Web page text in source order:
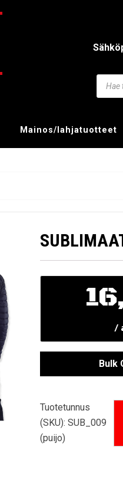
Mainos/lahjatuotteet
/
Tuotetunnus
(SKU): SUB_009
(puijo)